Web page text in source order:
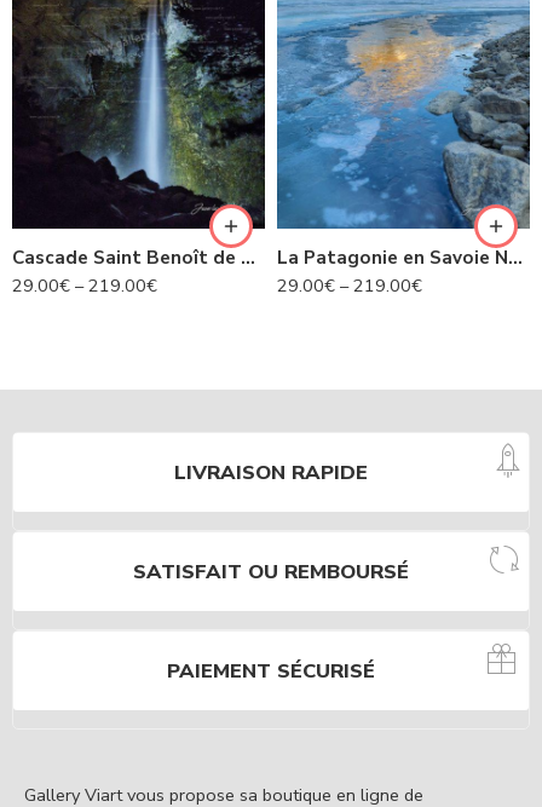
Cascade Saint Benoît de nuit- Avrieux N°424
29.00€ –219.00€
La Patagonie en Savoie N°435
29.00€ –219.00€
LIVRAISON RAPIDE
SATISFAIT OU REMBOURSÉ
PAIEMENT SÉCURISÉ
Gallery Viart vous propose sa boutique en ligne de